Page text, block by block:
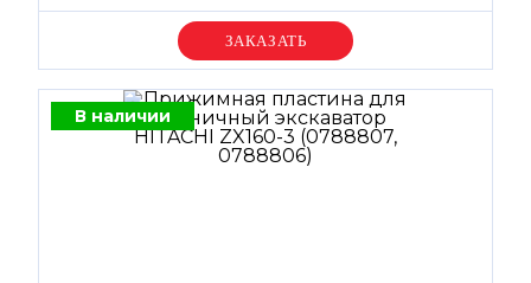
Уточняйте цену
В наличии